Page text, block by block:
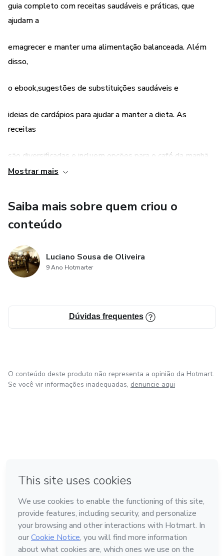
guia completo com receitas saudáveis e práticas, que
ajudam a
emagrecer e manter uma alimentação balanceada. Além
disso,
o ebook,sugestões de substituições saudáveis e
ideias de cardápios para ajudar a manter a dieta. As
receitas
são diversificadas e incluem opções para o café da manhã,
almoço,
Com o ebook, é possível adquirir novos hábitos alimentares
emagrecer de forma saudável e sustentável.
Mostrar mais
Saiba mais sobre quem criou o
conteúdo
Luciano Sousa de Oliveira
9 Ano Hotmarter
Dúvidas frequentes
O conteúdo deste produto não representa a opinião da Hotmart.
Se você vir informações inadequadas, denuncie aqui
Feito com ❤ na Cidade do México
Conheça a Hotmart